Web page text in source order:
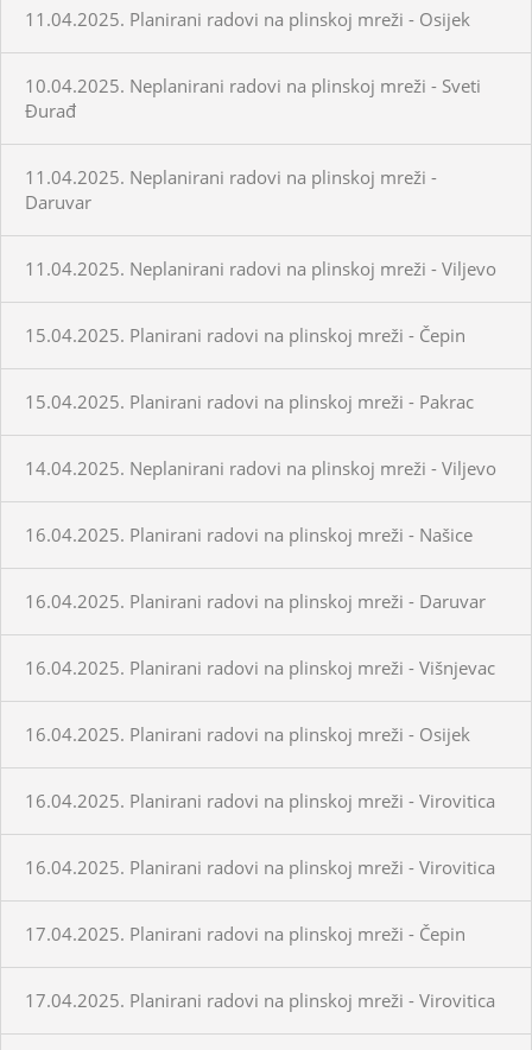
11.04.2025. Planirani radovi na plinskoj mreži - Osijek
10.04.2025. Neplanirani radovi na plinskoj mreži - Sveti
Đurađ
11.04.2025. Neplanirani radovi na plinskoj mreži -
Daruvar
11.04.2025. Neplanirani radovi na plinskoj mreži - Viljevo
15.04.2025. Planirani radovi na plinskoj mreži - Čepin
15.04.2025. Planirani radovi na plinskoj mreži - Pakrac
14.04.2025. Neplanirani radovi na plinskoj mreži - Viljevo
16.04.2025. Planirani radovi na plinskoj mreži - Našice
16.04.2025. Planirani radovi na plinskoj mreži - Daruvar
16.04.2025. Planirani radovi na plinskoj mreži - Višnjevac
16.04.2025. Planirani radovi na plinskoj mreži - Osijek
16.04.2025. Planirani radovi na plinskoj mreži - Virovitica
16.04.2025. Planirani radovi na plinskoj mreži - Virovitica
17.04.2025. Planirani radovi na plinskoj mreži - Čepin
17.04.2025. Planirani radovi na plinskoj mreži - Virovitica